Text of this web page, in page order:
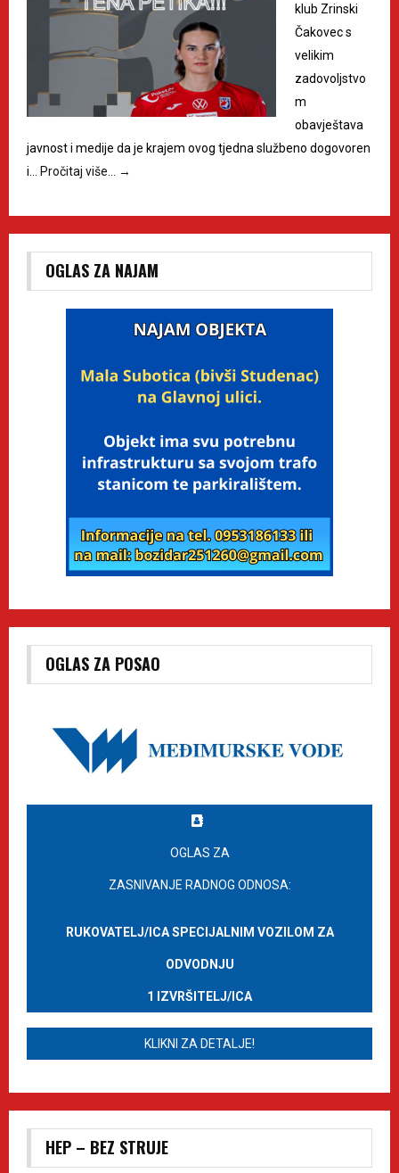
klub Zrinski
Čakovec s
velikim
zadovoljstvo
m
obavještava
javnost i medije da je krajem ovog tjedna službeno dogovoren
i…
Pročitaj više… →
OGLAS ZA NAJAM
OGLAS ZA POSAO
OGLAS ZA
ZASNIVANJE RADNOG ODNOSA:
RUKOVATELJ/ICA SPECIJALNIM VOZILOM ZA
ODVODNJU
1 IZVRŠITELJ/ICA
KLIKNI ZA DETALJE!
HEP – BEZ STRUJE